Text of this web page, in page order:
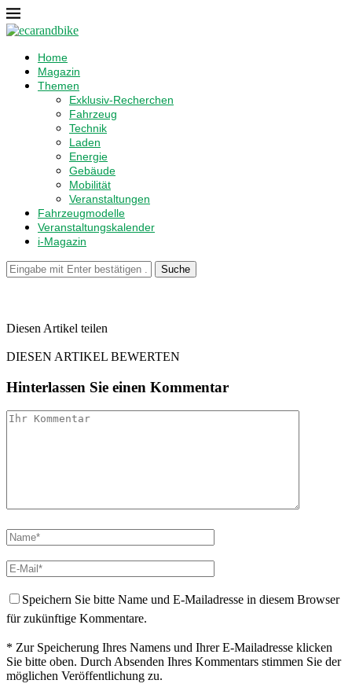
Home
Magazin
Themen
Exklusiv-Recherchen
Fahrzeug
Technik
Laden
Energie
Gebäude
Mobilität
Veranstaltungen
Fahrzeugmodelle
Veranstaltungskalender
i-Magazin
Suche
Diesen Artikel teilen
DIESEN ARTIKEL BEWERTEN
Hinterlassen Sie einen Kommentar
Speichern Sie bitte Name und E-Mailadresse in diesem Browser
für zukünftige Kommentare.
* Zur Speicherung Ihres Namens und Ihrer E-Mailadresse klicken
Sie bitte oben. Durch Absenden Ihres Kommentars stimmen Sie der
möglichen Veröffentlichung zu.